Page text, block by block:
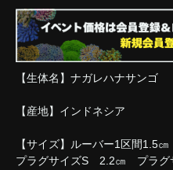
【生体名】ナガレハナサンゴ
【産地】インドネシア
【サイズ】ルーバー1区間1.5㎝
プラグサイズS 2.2㎝ プラ